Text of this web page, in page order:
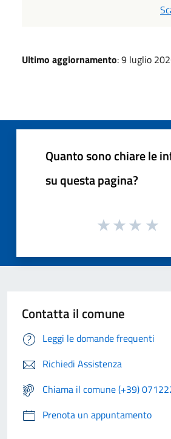
Ultimo aggiornamento: 9 luglio
Quanto sono chiare le
su questa pagina?
Contatta il comune
Leggi le domande frequenti
Richiedi Assistenza
Chiama il comune (+39)
Prenota un appuntamento